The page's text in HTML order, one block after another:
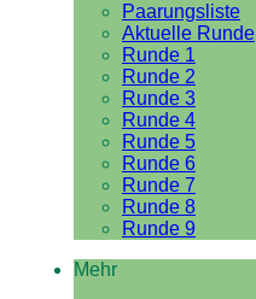
Paarungsliste
Aktuelle Runde
Runde 1
Runde 2
Runde 3
Runde 4
Runde 5
Runde 6
Runde 7
Runde 8
Runde 9
Mehr